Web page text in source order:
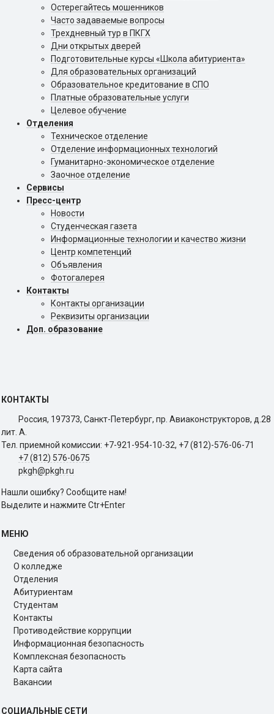
Остерегайтесь мошенников
Часто задаваемые вопросы
Трехдневный тур в ПКГХ
Дни открытых дверей
Подготовительные курсы «Школа абитуриента»
Для образовательных организаций
Образовательное кредитование в СПО
Платные образовательные услуги
Целевое обучение
Отделения
Техническое отделение
Отделение информационных технологий
Гуманитарно-экономическое отделение
Заочное отделение
Сервисы
Пресс-центр
Новости
Студенческая газета
Информационные технологии и качество жизни
Центр компетенций
Объявления
Фотогалерея
Контакты
Контакты организации
Реквизиты организации
Доп. образование
КОНТАКТЫ
Россия, 197373, Санкт-Петербург, пр. Авиаконструкторов, д.28
лит. A.
Тел. приемной комиссии: +7-921-954-10-32, +7 (812)-576-06-71
+7 (812) 576-0675
pkgh@pkgh.ru
Нашли ошибку? Сообщите нам!
Выделите и нажмите Ctr+Enter
МЕНЮ
Сведения об образовательной организации
О колледже
Отделения
Абитуриентам
Студентам
Контакты
Противодействие коррупции
Информационная безопасность
Комплексная безопасность
Карта сайта
Вакансии
СОЦИАЛЬНЫЕ СЕТИ